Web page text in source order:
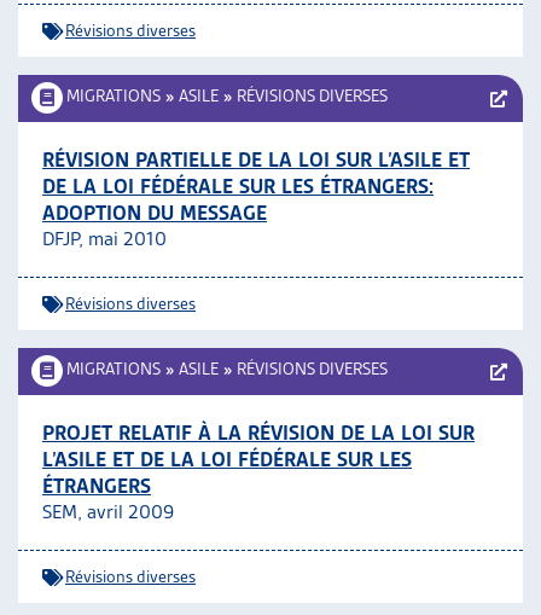
Révisions diverses
MIGRATIONS » ASILE » RÉVISIONS DIVERSES
RÉVISION PARTIELLE DE LA LOI SUR L’ASILE ET
DE LA LOI FÉDÉRALE SUR LES ÉTRANGERS:
ADOPTION DU MESSAGE
DFJP, mai 2010
Révisions diverses
MIGRATIONS » ASILE » RÉVISIONS DIVERSES
PROJET RELATIF À LA RÉVISION DE LA LOI SUR
L’ASILE ET DE LA LOI FÉDÉRALE SUR LES
ÉTRANGERS
SEM, avril 2009
Révisions diverses